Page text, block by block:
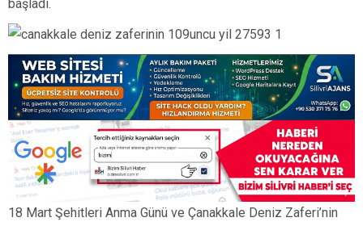
başladı.
18 Mart Şehitleri Anma Günü ve Çanakkale Deniz Zaferi’nin